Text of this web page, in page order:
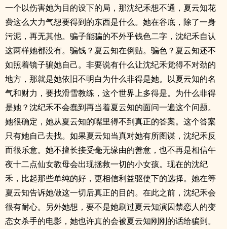
一个以伤害她为目的设下的局，那沈纪禾想不通，夏云知花
费这么大力气想要得到的东西是什么。她在谷底，除了一身
污泥，再无其他。骗子能骗的不外乎钱色二字，沈纪禾自认
这两样她都没有。骗钱？夏云知在倒贴。骗色？夏云知还不
如照着镜子骗她自己。非要说有什么让沈纪禾觉得不对劲的
地方，那就是她依旧不明白为什么非得是她。以夏云知的名
气和财力，要找滑雪教练，这个世界上多得是。为什么非得
是她？沈纪禾不会蠢到再当着夏云知的面问一遍这个问题。
她很确定，她从夏云知的嘴里得不到真正的答案。这个答案
只有她自己去找。如果夏云知当真对她有所图谋，沈纪禾反
而很乐意。她不擅长接受毫无缘由的善意，也不再是相信午
夜十二点仙女教母会出现拯救一切的小女孩。现在的沈纪
禾，比起那些单纯的好，更相信利益驱使下的选择。她在等
夏云知告诉她做这一切后真正的目的。在此之前，沈纪禾会
很有耐心。另外她想，要不是她刷过夏云知演囚禁恋人的变
态女杀手的电影，她也许真的会被夏云知刚刚的话给骗到。